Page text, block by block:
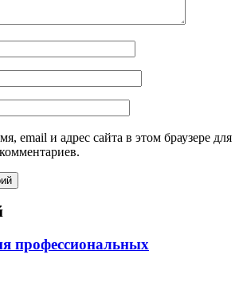
email и адрес сайта в этом браузере для
профессиональных